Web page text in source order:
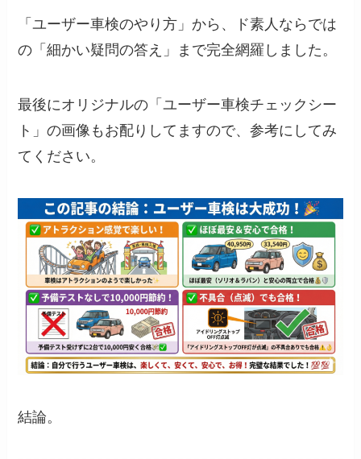
「ユーザー車検のやり方」から、ド素人ならでは
の「細かい疑問の答え」まで完全網羅しました。
最後にオリジナルの「ユーザー車検チェックシー
ト」の画像もお配りしてますので、参考にしてみ
てください。
結論。